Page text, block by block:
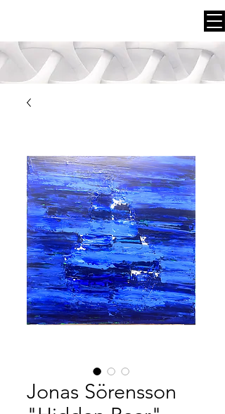
Jonas Sörensson